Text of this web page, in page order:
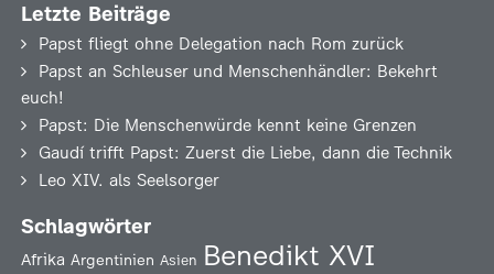
Letzte Beiträge
Papst fliegt ohne Delegation nach Rom zurück
Papst an Schleuser und Menschenhändler: Bekehrt
euch!
Papst: Die Menschenwürde kennt keine Grenzen
Gaudí trifft Papst: Zuerst die Liebe, dann die Technik
Leo XIV. als Seelsorger
Schlagwörter
Afrika Argentinien Asien Benedikt XVI